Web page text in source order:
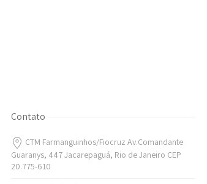
Contato
CTM Farmanguinhos/Fiocruz Av.Comandante
Guaranys, 447 Jacarepaguá, Rio de Janeiro CEP
20.775-610